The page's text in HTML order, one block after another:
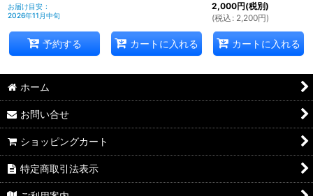
お届け目安 :
2026年11月中旬
予約する カートに入れる
2,000円(税別)
(税込 : 2,200円)
カートに入れる
ホーム
お問い合せ
ショッピングカート
特定商取引法表示